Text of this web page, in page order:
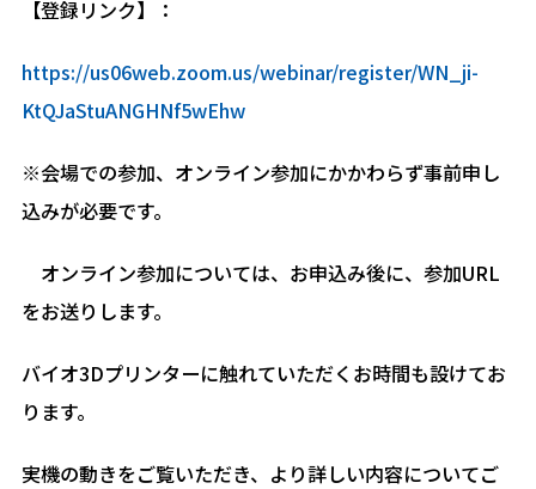
【登録リンク】：
https://us06web.zoom.us/webinar/register/WN_ji-
KtQJaStuANGHNf5wEhw
※会場での参加、オンライン参加にかかわらず事前申し
込みが必要です。
オンライン参加については、お申込み後に、参加URL
をお送りします。
バイオ3Dプリンターに触れていただくお時間も設けてお
ります。
実機の動きをご覧いただき、より詳しい内容についてご